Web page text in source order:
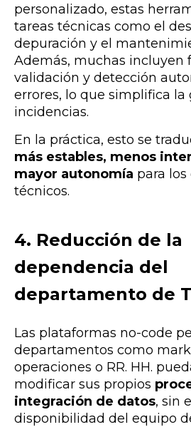
personalizado, estas
tareas técnicas como el
depuración y el
Además, muchas incluyen
validación y detección
errores, lo que simplifica la
incidencias.
En la práctica, esto se
más estables, menos
mayor autonomía para
técnicos.
4. Reducción de la
dependencia del
departamento de
Las plataformas no-code
departamentos como
operaciones o RR. HH.
modificar sus propios
integración de datos, sin
disponibilidad del equipo